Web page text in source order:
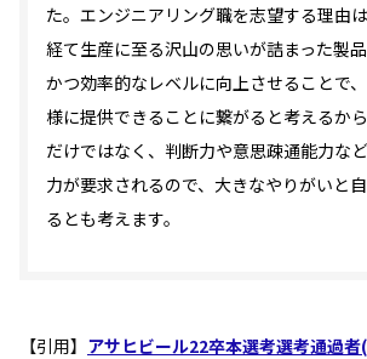
た。エンジニアリング職を志望する理由
経て生産に至る沢山の思いが詰まった製
かつ効率的なレベルに向上させることで
様に提供できることに繋がると考えるか
だけではなく、判断力や意思疎通能力な
力が要求されるので、大きなやりがいと
るとも考えます。
【引用】 アサヒビール22卒本選考選考通過